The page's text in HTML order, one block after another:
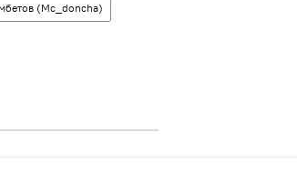
(Mc_doncha)